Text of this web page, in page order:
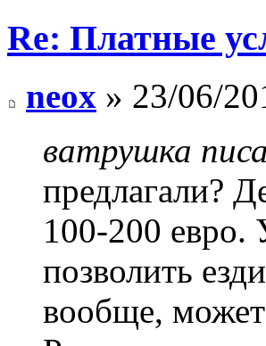
Re: Платные
neox » 23/06/
ватрушка
предлагали?
100-200 евро.
позволить
вообще,